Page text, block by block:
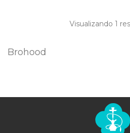
Visualizando 1
Brohood